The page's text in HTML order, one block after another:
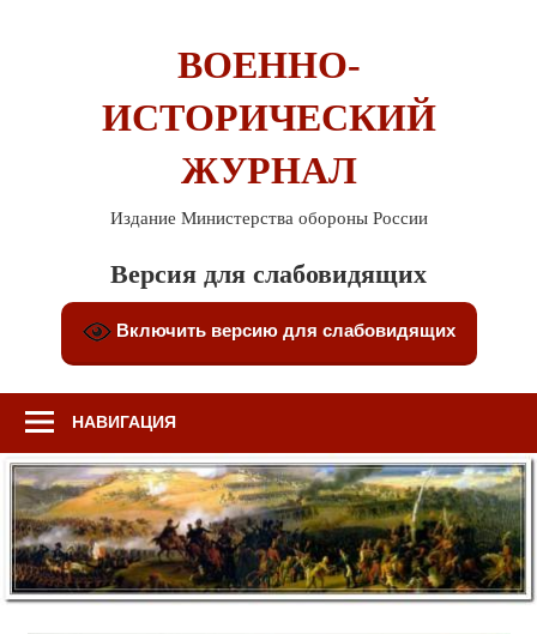
ВОЕННО-
ИСТОРИЧЕСКИЙ
ЖУРНАЛ
Издание Министерства обороны России
Версия для слабовидящих
Включить версию для слабовидящих
НАВИГАЦИЯ